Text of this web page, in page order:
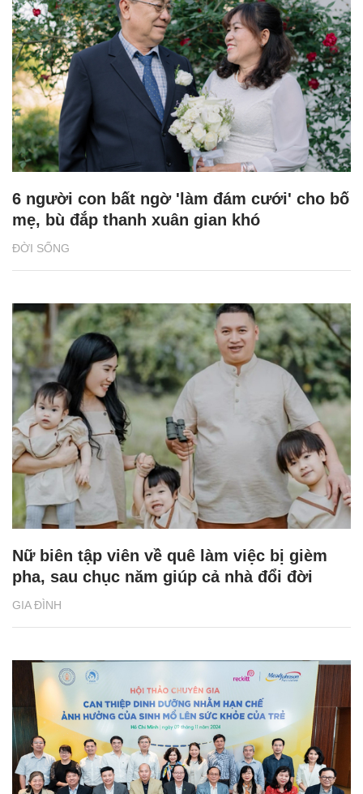
ĐỜI SỐNG
6 người con bất ngờ 'làm đám cưới' cho bố
mẹ, bù đắp thanh xuân gian khó
GIA ĐÌNH
Nữ biên tập viên về quê làm việc bị gièm
pha, sau chục năm giúp cả nhà đổi đời